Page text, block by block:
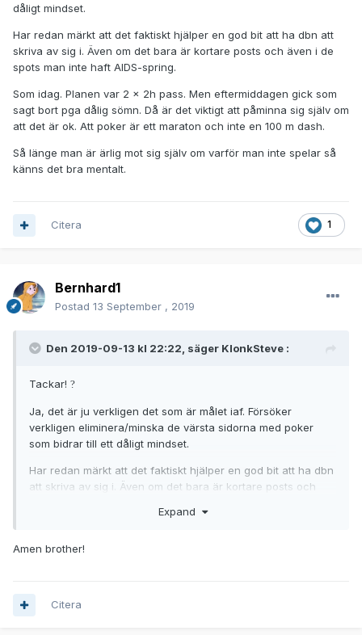
dåligt mindset.
Har redan märkt att det faktiskt hjälper en god bit att ha dbn att
skriva av sig i. Även om det bara är kortare posts och även i de
spots man inte haft AIDS-spring.
Som idag. Planen var 2 × 2h pass. Men eftermiddagen gick som
sagt bort pga dålig sömn. Då är det viktigt att påminna sig själv om
att det är ok. Att poker är ett maraton och inte en 100 m dash.
Så länge man är ärlig mot sig själv om varför man inte spelar så
känns det bra mentalt.
1
Citera
Bernhard1
Postad 13 September , 2019
Den 2019-09-13 kl 22:22, säger KlonkSteve :
Tackar! ?
Ja, det är ju verkligen det som är målet iaf. Försöker
verkligen eliminera/minska de värsta sidorna med poker
som bidrar till ett dåligt mindset.
Har redan märkt att det faktiskt hjälper en god bit att ha dbn
att skriva av sig i. Även om det bara är kortare posts och
som sagt bort pga dålig sömn. Då är det viktigt att påminna
Så länge man är ärlig mot sig själv om varför man inte
Expand
Amen brother!
Citera